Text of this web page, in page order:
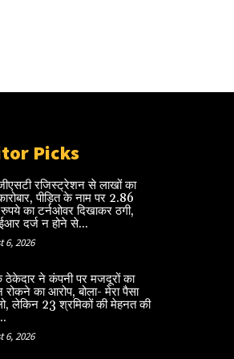
Picks
रजिस्ट्रेशन से लाखों का
पीड़ित के नाम पर 2.86
का टर्नओवर दिखाकर ठगी,
दर्ज न होने से...
6, 2026
ठेकेदार ने कंपनी पर मजदूरों का
रोकने का आरोप, बोला- मेरा पैसा
लेकिन 23 श्रमिकों की मेहनत की
6, 2026